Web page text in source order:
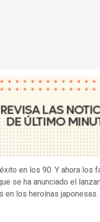
en los 90. Y ahora los
se ha anunciado el
en los heroínas japonesas.